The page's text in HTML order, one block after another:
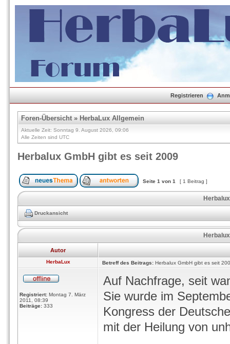
Registrieren
Foren-Übersicht» HerbaLux Allgemein
Aktuelle Zeit: Sonntag 9. August 2026, 09:06
Alle Zeiten sind UTC
Herbalux GmbH gibt es seit 2009
Seite 1 von 1 [ 1 Beitrag ]
Druckansicht
Autor
HerbaLux Betreff des Beitrags: Herbalux GmbH gibt es seit
Registriert: Montag 7. März
2011, 08:39
Beiträge: 333
Auf Nachfrage, seit
Sie wurde im
Kongress der
mit der Heilung von